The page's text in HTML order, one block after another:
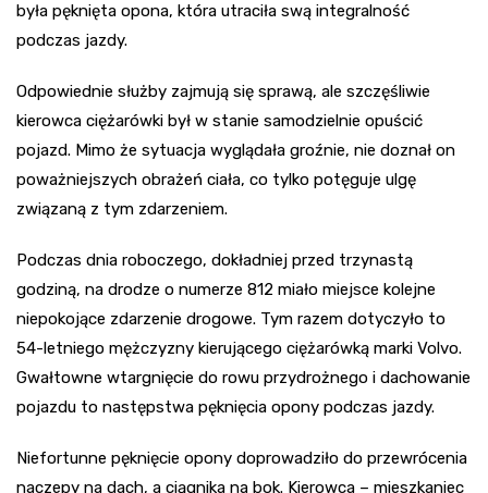
była pęknięta opona, która utraciła swą integralność
podczas jazdy.
Odpowiednie służby zajmują się sprawą, ale szczęśliwie
kierowca ciężarówki był w stanie samodzielnie opuścić
pojazd. Mimo że sytuacja wyglądała groźnie, nie doznał on
poważniejszych obrażeń ciała, co tylko potęguje ulgę
związaną z tym zdarzeniem.
Podczas dnia roboczego, dokładniej przed trzynastą
godziną, na drodze o numerze 812 miało miejsce kolejne
niepokojące zdarzenie drogowe. Tym razem dotyczyło to
54-letniego mężczyzny kierującego ciężarówką marki Volvo.
Gwałtowne wtargnięcie do rowu przydrożnego i dachowanie
pojazdu to następstwa pęknięcia opony podczas jazdy.
Niefortunne pęknięcie opony doprowadziło do przewrócenia
naczepy na dach, a ciągnika na bok. Kierowca – mieszkaniec